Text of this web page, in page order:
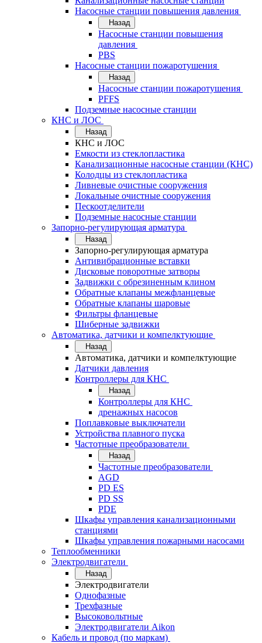
Насосные станции повышения давления
Назад
Насосные станции повышения
давления
PBS
Насосные станции пожаротушения
Назад
Насосные станции пожаротушения
PFFS
Подземные насосные станции
КНС и ЛОС
Назад
КНС и ЛОС
Емкости из стеклопластика
Канализационные насосные станции (КНС)
Колодцы из стеклопластика
Ливневые очистные сооружения
Локальные очистные сооружения
Пескоотделители
Подземные насосные станции
Запорно-регулирующая арматура
Назад
Запорно-регулирующая арматура
Антивибрационные вставки
Дисковые поворотные затворы
Задвижки с обрезиненным клином
Обратные клапаны межфланцевые
Обратные клапаны шаровые
Фильтры фланцевые
Шиберные задвижки
Автоматика, датчики и компелктующие
Назад
Автоматика, датчики и компелктующие
Датчики давления
Контроллеры для КНС
Назад
Контроллеры для КНС
дренажных насосов
Поплавковые выключатели
Устройства плавного пуска
Частотные преобразователи
Назад
Частотные преобразователи
AGD
PD ES
PD SS
PDE
Шкафы управления канализационными
станциями
Шкафы управления пожарными насосами
Теплообменники
Электродвигатели
Назад
Электродвигатели
Однофазные
Трехфазные
Высоковольтные
Электродвигатели Aikon
Кабель и провод (по маркам)